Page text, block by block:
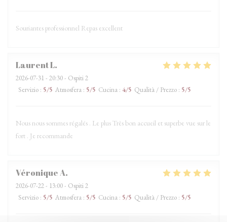
Souriantes professionnel Repas excellent
LaurentL
2026-07-31 - 20:30 - Ospiti 2
Servizio : 5/5 Atmosfera : 5/5 Cucina : 4/5 Qualità / Prezzo : 5/5
Nous nous sommes régalés . Le plus Très bon accueil et superbe vue sur le
fort . Je recommande
VéroniqueA
2026-07-22 - 13:00 - Ospiti 2
Servizio : 5/5 Atmosfera : 5/5 Cucina : 5/5 Qualità / Prezzo : 5/5